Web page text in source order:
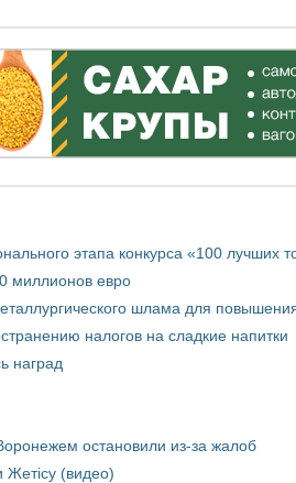
этапа конкурса «100 лучших
миллионов евро
шлама для
налогов на сладкие напитки
наград
остановили из-за жалоб
Жетісу (видео)